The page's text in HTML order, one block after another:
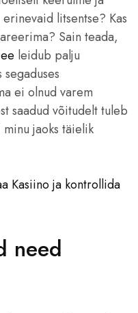
litsentse? Kas
Sain teada,
leidub palju
ei olnud varem
saadud võitudelt tuleb
jaoks täielik
Kasiino ja kontrollida
need